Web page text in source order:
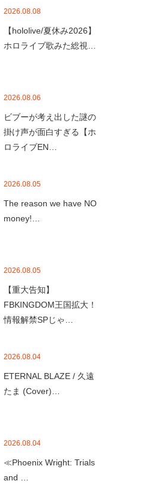
2026.08.08
【hololive/夏休み2026】
ホロライブ歌みた総視…
2026.08.06
ビブーが考え出した謎の
掛け声が面白すぎる【ホ
ロライブEN…
2026.08.05
The reason we have NO
money!…
2026.08.05
【重大告知】
FBKINGDOM王国拡大！
情報解禁SPじゃ…
2026.08.04
ETERNAL BLAZE / 久遠
たま (Cover)…
2026.08.04
≪Phoenix Wright: Trials
and …